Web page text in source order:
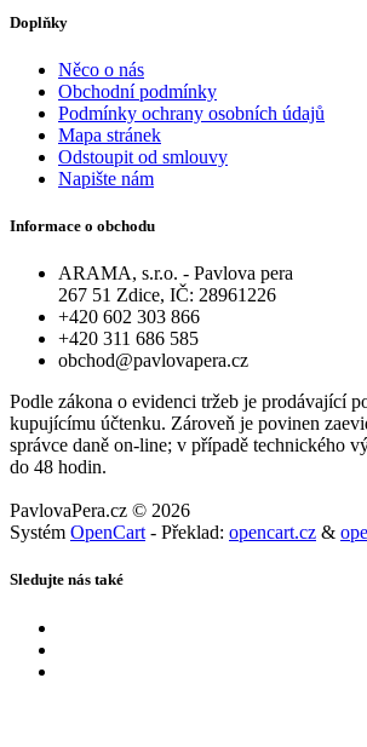
Doplňky
Něco o nás
Obchodní podmínky
Podmínky ochrany osobních údajů
Mapa stránek
Odstoupit od smlouvy
Napište nám
Informace o obchodu
ARAMA, s.r.o. - Pavlova pera
267 51 Zdice, IČ: 28961226
+420 602 303 866
+420 311 686 585
obchod@pavlovapera.cz
Podle zákona o evidenci tržeb je prodávající
kupujícímu účtenku. Zároveň je povinen
správce daně on-line; v případě technického
do 48 hodin.
PavlovaPera.cz © 2026
Systém OpenCart - Překlad: opencart.cz &
Sledujte nás také